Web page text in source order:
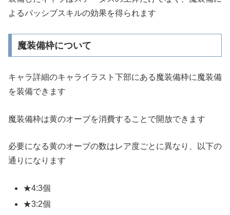
よるパッシブスキルの効果を得られます
魔装備枠について
キャラ詳細のキャライラスト下部にある魔装備枠に魔装備
を装備できます
魔装備枠は黄のオーブを消費することで開放できます
必要になる黄のオーブの数はレア度ごとに異なり、以下の
通りになります
★4:3個
★3:2個